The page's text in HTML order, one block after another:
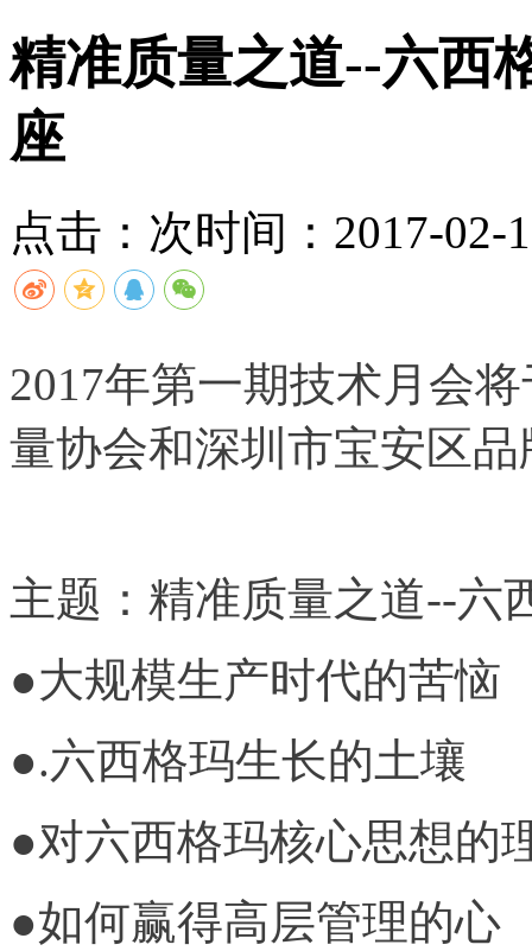
精准质量之道--六西
座
点击： 次时间：2017-02-
2017年第一期技术月会
量协会和深圳市宝安区
主题：精准质量之道--六
●大规模生产时代的苦恼
●.六西格玛生长的土壤
●对六西格玛核心思想的
●如何赢得高层管理的心